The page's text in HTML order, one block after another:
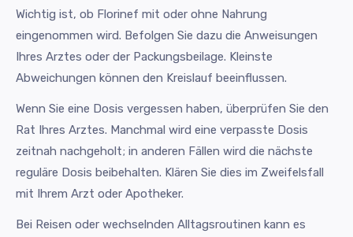
Wichtig ist, ob Florinef mit oder ohne Nahrung
eingenommen wird. Befolgen Sie dazu die Anweisungen
Ihres Arztes oder der Packungsbeilage. Kleinste
Abweichungen können den Kreislauf beeinflussen.
Wenn Sie eine Dosis vergessen haben, überprüfen Sie den
Rat Ihres Arztes. Manchmal wird eine verpasste Dosis
zeitnah nachgeholt; in anderen Fällen wird die nächste
reguläre Dosis beibehalten. Klären Sie dies im Zweifelsfall
mit Ihrem Arzt oder Apotheker.
Bei Reisen oder wechselnden Alltagsroutinen kann es